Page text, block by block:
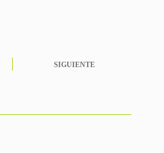
SIGUIENTE